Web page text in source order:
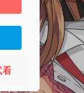
看